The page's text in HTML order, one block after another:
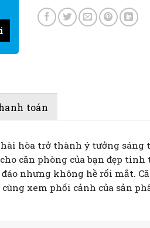
toán
hài hòa trở thành ý tưởng sáng
căn phòng của bạn đẹp tinh
nhưng không hề rối mắt.
xem phối cảnh của sản